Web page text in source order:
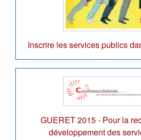
Inscrire les services publics
GUERET 2015 - Pour la
développement des